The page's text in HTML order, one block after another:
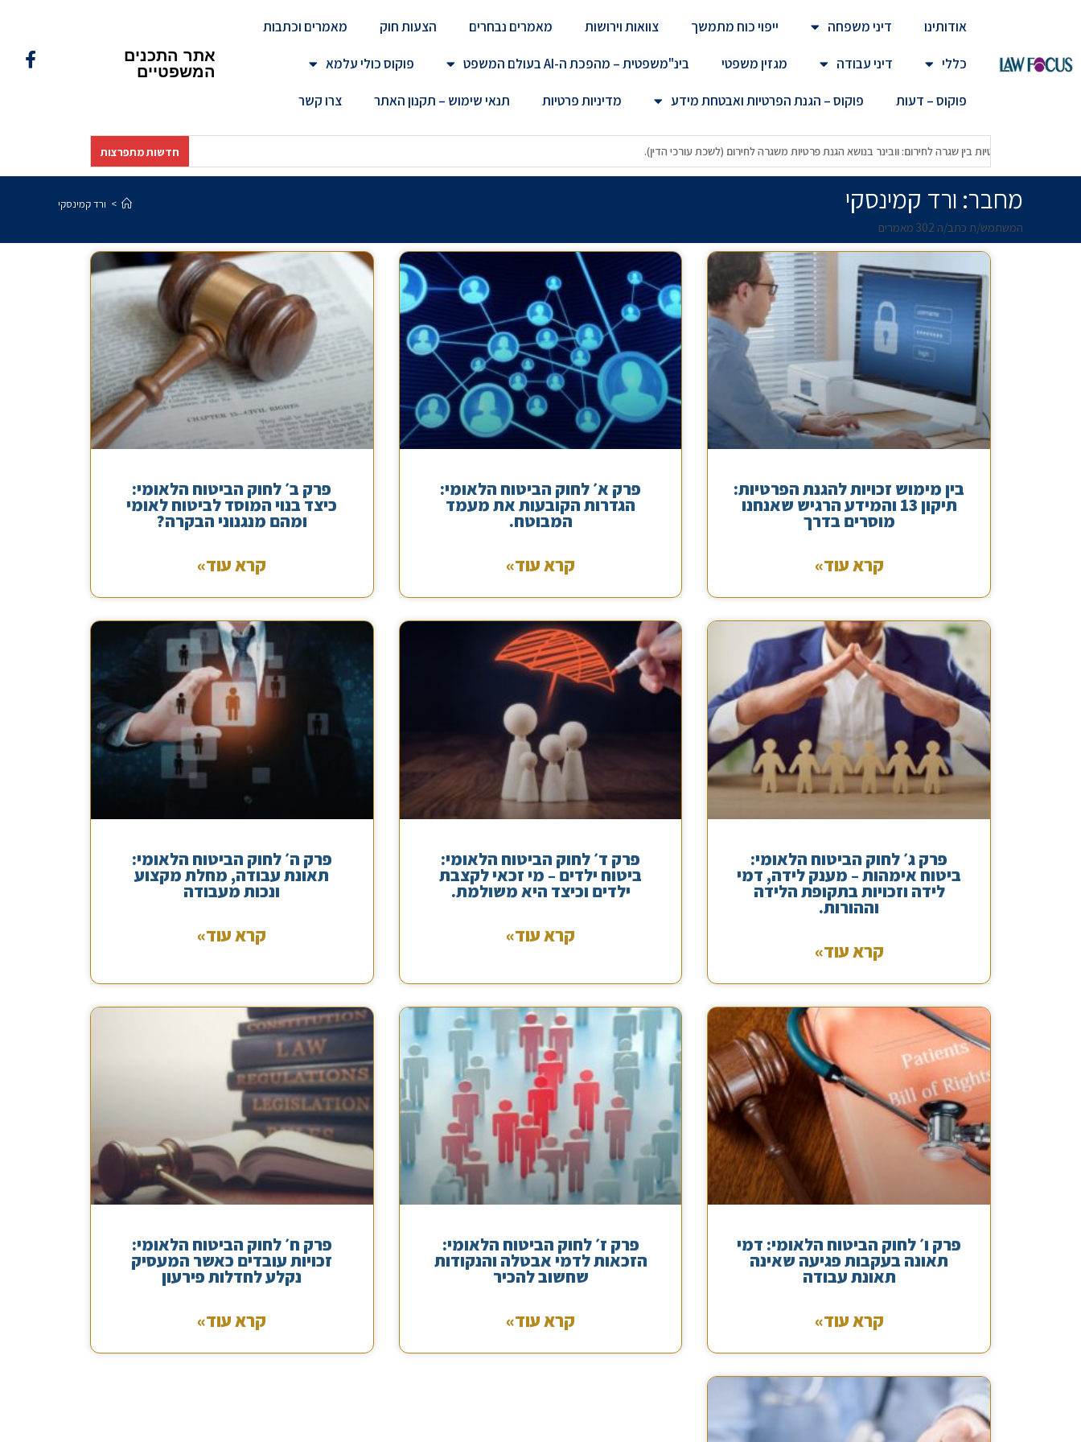
אודותינו דיני משפחה ייפוי כוח מתמשך צוואות וירושות מאמרים נבחרים הצעות חוק מאמרים וכתבות
כללי דיני עבודה מגזין משפטי בינ"משפטית – מהפכת ה-AI בעולם המשפט פוקוס כולי עלמא
פוקוס – דעות פוקוס – הגנת הפרטיות ואבטחת מידע מדיניות פרטיות תנאי שימוש – תקנון האתר צרו קשר
אתר התכנים
המשפטיים
חדשות מתפרצות הפרטיות בין שגרה לחירום: וובינר בנושא הגנת פרטיות משגרה לחירום (לשכת עורכי הדין).
מחבר: ורד קמינסקי
המשתמש/ת כתב/ה 302 מאמרים
> ורד קמינסקי
בין מימוש זכויות להגנת הפרטיות:
תיקון 13 והמידע הרגיש שאנחנו
מוסרים בדרך
קרא עוד»
פרק א׳ לחוק הביטוח הלאומי:
הגדרות הקובעות את מעמד
המבוטח.
קרא עוד»
פרק ב׳ לחוק הביטוח הלאומי:
כיצד בנוי המוסד לביטוח לאומי
ומהם מנגנוני הבקרה?
קרא עוד»
פרק ג׳ לחוק הביטוח הלאומי:
ביטוח אימהות – מענק לידה, דמי
לידה וזכויות בתקופת הלידה
וההורות.
קרא עוד»
פרק ד׳ לחוק הביטוח הלאומי:
ביטוח ילדים – מי זכאי לקצבת
ילדים וכיצד היא משולמת.
קרא עוד»
פרק ה׳ לחוק הביטוח הלאומי:
תאונת עבודה, מחלת מקצוע
ונכות מעבודה
קרא עוד»
פרק ו׳ לחוק הביטוח הלאומי: דמי
תאונה בעקבות פגיעה שאינה
תאונת עבודה
קרא עוד»
פרק ז׳ לחוק הביטוח הלאומי:
הזכאות לדמי אבטלה והנקודות
שחשוב להכיר
קרא עוד»
פרק ח׳ לחוק הביטוח הלאומי:
זכויות עובדים כאשר המעסיק
נקלע לחדלות פירעון
קרא עוד»